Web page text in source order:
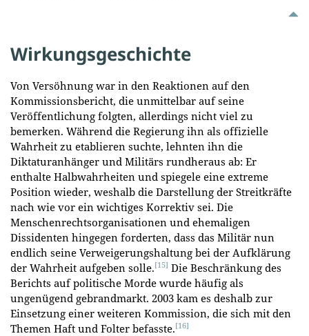
Wirkungsgeschichte
Von Versöhnung war in den Reaktionen auf den
Kommissionsbericht, die unmittelbar auf seine
Veröffentlichung folgten, allerdings nicht viel zu
bemerken. Während die Regierung ihn als offizielle
Wahrheit zu etablieren suchte, lehnten ihn die
Diktaturanhänger und Militärs rundheraus ab: Er
enthalte Halbwahrheiten und spiegele eine extreme
Position wieder, weshalb die Darstellung der Streitkräfte
nach wie vor ein wichtiges Korrektiv sei. Die
Menschenrechtsorganisationen und ehemaligen
Dissidenten hingegen forderten, dass das Militär nun
endlich seine Verweigerungshaltung bei der Aufklärung
der Wahrheit aufgeben solle.[15] Die Beschränkung des
Berichts auf politische Morde wurde häufig als
ungenügend gebrandmarkt. 2003 kam es deshalb zur
Einsetzung einer weiteren Kommission, die sich mit den
Themen Haft und Folter befasste.[16]